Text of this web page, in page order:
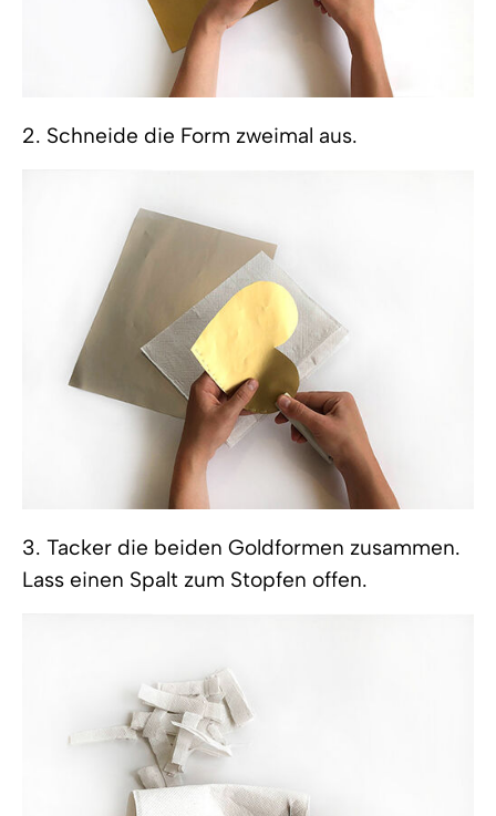
2. Schneide die Form zweimal aus.
3. Tacker die beiden Goldformen zusammen.
Lass einen Spalt zum Stopfen offen.